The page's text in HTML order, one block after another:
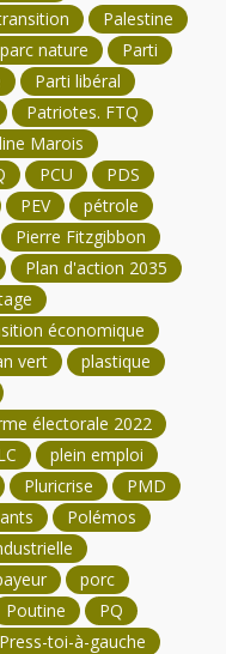
Palestine
parc nature
Parti
Parti libéral
Patriotes. FTQ
Marois
PCU
PDS
PEV
pétrole
Pierre Fitzgibbon
Plan d'action 2035
économique
vert
plastique
électorale 2022
plein emploi
Pluricrise
PMD
Polémos
porc
Poutine
PQ
Press-toi-à-gauche